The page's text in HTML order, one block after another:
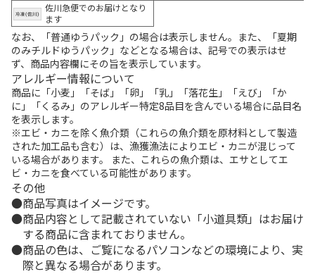
佐川急便でのお届けとなり
ます
なお、「普通ゆうパック」の場合は表示しません。また、「夏期
のみチルドゆうパック」などとなる場合は、記号での表示はせ
ず、商品内容欄にその旨を表示しています。
アレルギー情報について
商品に「小麦」「そば」「卵」「乳」「落花生」「えび」「か
に」「くるみ」のアレルギー特定8品目を含んでいる場合に品目名
を表示します。
※エビ・カニを除く魚介類（これらの魚介類を原材料として製造
された加工品も含む）は、漁獲漁法によりエビ・カニが混じって
いる場合があります。 また、これらの魚介類は、エサとしてエ
ビ・カニを食べている可能性があります。
その他
商品写真はイメージです。
商品内容として記載されていない「小道具類」はお届け
する商品に含まれておりません。
商品の色は、ご覧になるパソコンなどの環境により、実
際と異なる場合があります。